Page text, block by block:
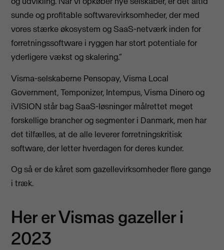
sunde og profitable softwarevirksomheder, der med
vores stærke økosystem og SaaS-netværk inden for
forretningssoftware i ryggen har stort potentiale for
yderligere vækst og skalering.”
Visma-selskaberne Pensopay, Visma Local
Government, Temponizer, Intempus, Visma Dinero og
iVISION står bag SaaS-løsninger målrettet meget
forskellige brancher og segmenter i Danmark, men har
det tilfælles, at de alle leverer forretningskritisk
software, der letter hverdagen for deres kunder.
Og så er de kåret som gazellevirksomheder flere gange
i træk.
Her er Vismas gazeller i
2023